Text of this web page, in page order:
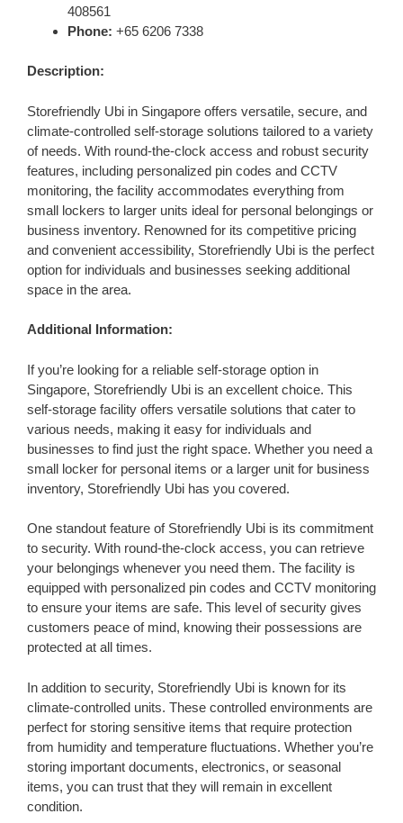
408561
Phone: +65 6206 7338
Description:
Storefriendly Ubi in Singapore offers versatile, secure, and
climate-controlled self-storage solutions tailored to a variety
of needs. With round-the-clock access and robust security
features, including personalized pin codes and CCTV
monitoring, the facility accommodates everything from
small lockers to larger units ideal for personal belongings or
business inventory. Renowned for its competitive pricing
and convenient accessibility, Storefriendly Ubi is the perfect
option for individuals and businesses seeking additional
space in the area.
Additional Information:
If you’re looking for a reliable self-storage option in
Singapore, Storefriendly Ubi is an excellent choice. This
self-storage facility offers versatile solutions that cater to
various needs, making it easy for individuals and
businesses to find just the right space. Whether you need a
small locker for personal items or a larger unit for business
inventory, Storefriendly Ubi has you covered.
One standout feature of Storefriendly Ubi is its commitment
to security. With round-the-clock access, you can retrieve
your belongings whenever you need them. The facility is
equipped with personalized pin codes and CCTV monitoring
to ensure your items are safe. This level of security gives
customers peace of mind, knowing their possessions are
protected at all times.
In addition to security, Storefriendly Ubi is known for its
climate-controlled units. These controlled environments are
perfect for storing sensitive items that require protection
from humidity and temperature fluctuations. Whether you’re
storing important documents, electronics, or seasonal
items, you can trust that they will remain in excellent
condition.